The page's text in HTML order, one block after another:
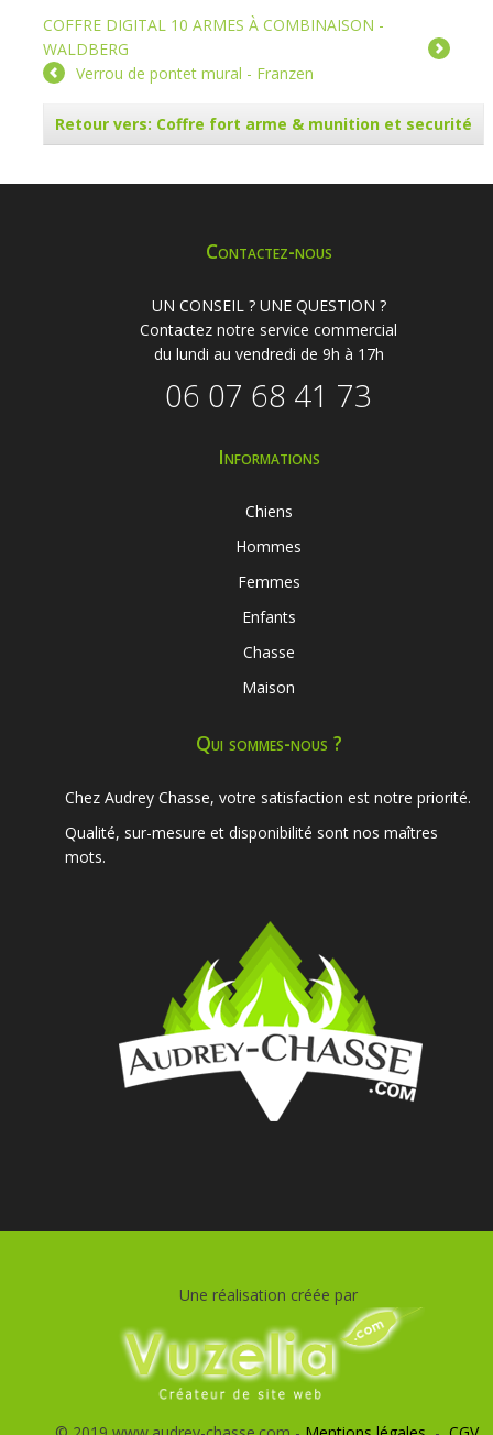
COFFRE DIGITAL 10 ARMES À COMBINAISON -
WALDBERG
Verrou de pontet mural - Franzen
Retour vers: Coffre fort arme & munition et securité
Contactez-nous
UN CONSEIL ? UNE QUESTION ?
Contactez notre service commercial
du lundi au vendredi de 9h à 17h
06 07 68 41 73
Informations
Chiens
Hommes
Femmes
Enfants
Chasse
Maison
Qui sommes-nous ?
Chez Audrey Chasse, votre satisfaction est notre priorité.
Qualité, sur-mesure et disponibilité sont nos maîtres
mots.
Une réalisation créée par